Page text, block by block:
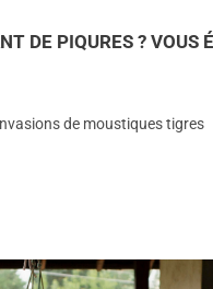
DE PIQURES ? VOUS
de moustiques tigres